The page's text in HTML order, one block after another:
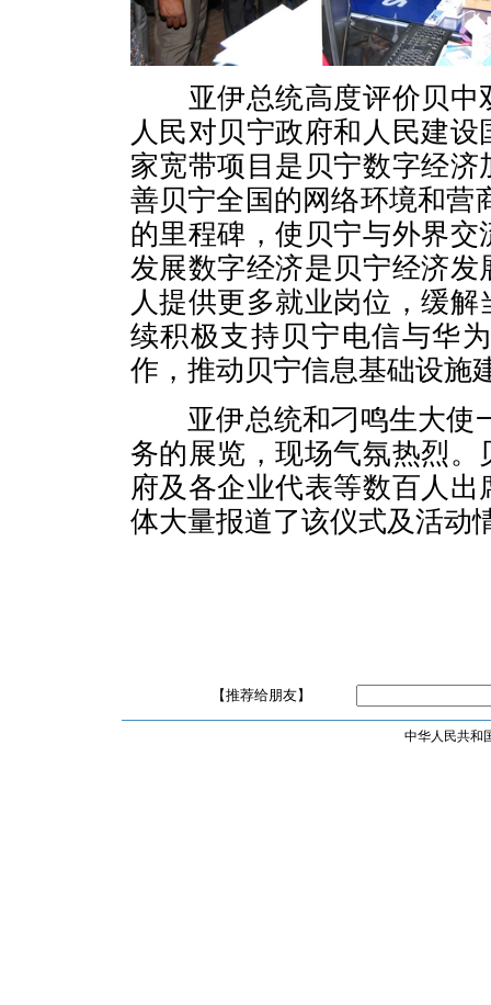
亚伊总统高度评价贝
人民对贝宁政府和人民建
家宽带项目是贝宁数字经
善贝宁全国的网络环境和营
的里程碑，使贝宁与外界
发展数字经济是贝宁经济
人提供更多就业岗位，缓
续积极支持贝宁电信与华
作，推动贝宁信息基础设施
亚伊总统和刁鸣生大使
务的展览，现场气氛热烈
府及各企业代表等数百人
体大量报道了该仪式及活动
【推荐给朋友】
中华人民共和